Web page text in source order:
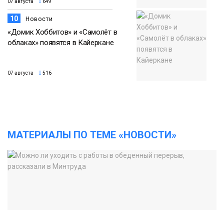
07 августа 649
10 Новости
«Домик Хоббитов» и «Самолёт в
облаках» появятся в Кайеркане
07 августа 516
МАТЕРИАЛЫ ПО ТЕМЕ «НОВОСТИ»